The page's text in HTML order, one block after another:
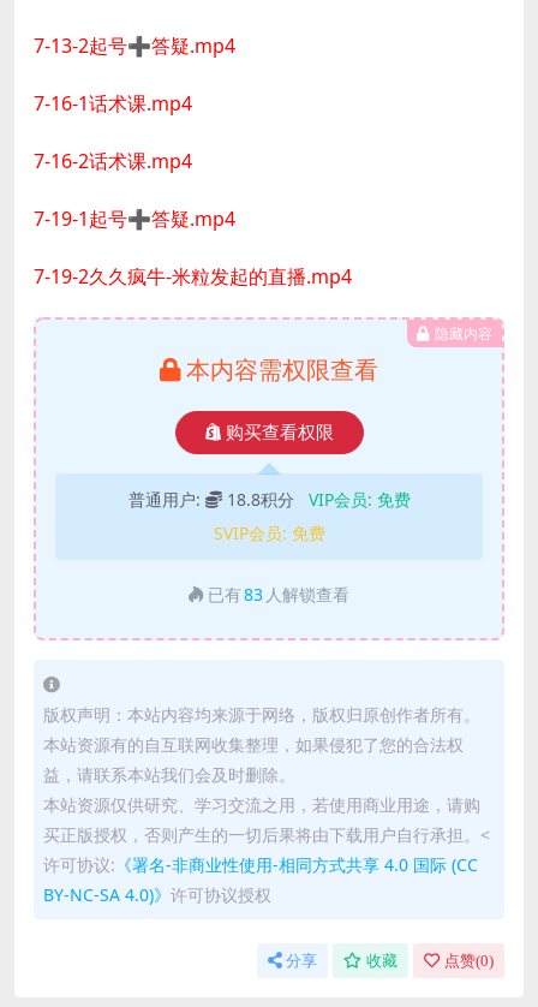
7-13-2起号➕答疑.mp4
7-16-1话术课.mp4
7-16-2话术课.mp4
7-19-1起号➕答疑.mp4
7-19-2久久疯牛-米粒发起的直播.mp4
隐藏内容
本内容需权限查看
购买查看权限
普通用户: 18.8积分 VIP会员: 免费
SVIP会员: 免费
已有83 人解锁查看
版权声明：本站内容均来源于网络，版权归原创作者所有。
本站资源有的自互联网收集整理，如果侵犯了您的合法权
益，请联系本站我们会及时删除。
本站资源仅供研究、学习交流之用，若使用商业用途，请购
买正版授权，否则产生的一切后果将由下载用户自行承担。<
许可协议: 《署名-非商业性使用-相同方式共享 4.0 国际 (CC
BY-NC-SA 4.0)》 许可协议授权
分享 收藏 点赞(0)